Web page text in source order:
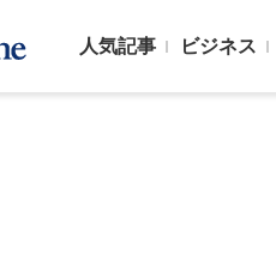
人気記事 ビジネス